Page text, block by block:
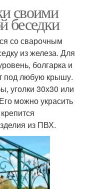
своими
беседки
со сварочным
из железа. Для
болгарка и
под любую крышу.
уголки 30х30 или
можно украсить
из ПВХ.